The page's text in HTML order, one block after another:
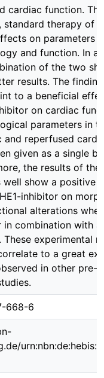
cardiac function.
standard therapy of
on parameters
and function. In
of the two
results. The
to a beneficial
on cardiac
parameters in
and reperfused
given as a single
the results of the
well show a positive
inhibitor on
alterations
in combination with
These experimental
to a great
in other pre-
668-6